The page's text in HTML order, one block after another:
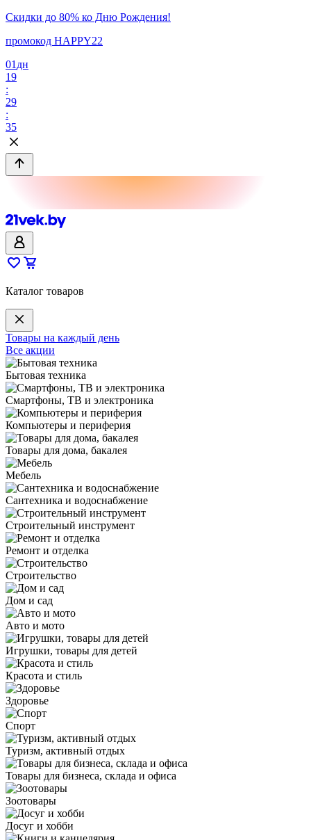
Скидки до 80% ко Дню Рождения!
промокод HAPPY22
01 дн
19
:
29
:
35
Каталог товаров
Товары на каждый день
Все акции
Бытовая техника
Смартфоны, ТВ и электроника
Компьютеры и периферия
Товары для дома, бакалея
Мебель
Сантехника и водоснабжение
Строительный инструмент
Ремонт и отделка
Строительство
Дом и сад
Авто и мото
Игрушки, товары для детей
Красота и стиль
Здоровье
Спорт
Туризм, активный отдых
Товары для бизнеса, склада и офиса
Зоотовары
Досуг и хобби